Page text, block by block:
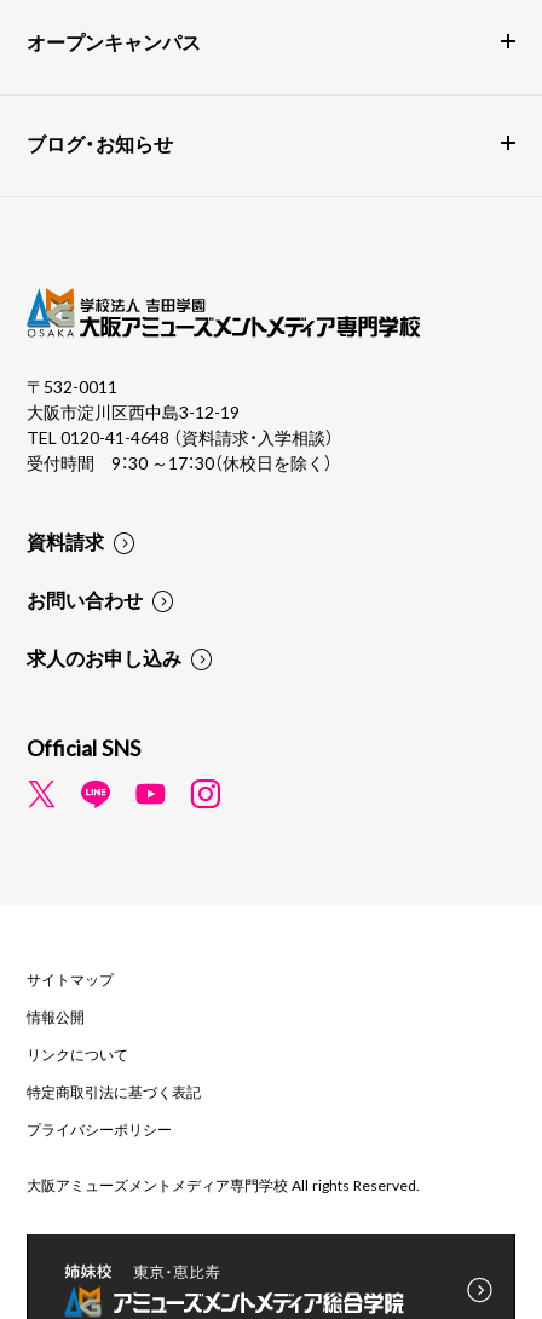
オープンキャンパス
ブログ・お知らせ
〒532-0011
大阪市淀川区西中島3-12-19
TEL0120-41-4648 （資料請求・入学相談）
受付時間 9：30 ～17：30（休校日を除く）
資料請求
お問い合わせ
求人のお申し込み
Official SNS
サイトマップ
情報公開
リンクについて
特定商取引法に基づく表記
プライバシーポリシー
大阪アミューズメントメディア専門学校 All rights Reserved.